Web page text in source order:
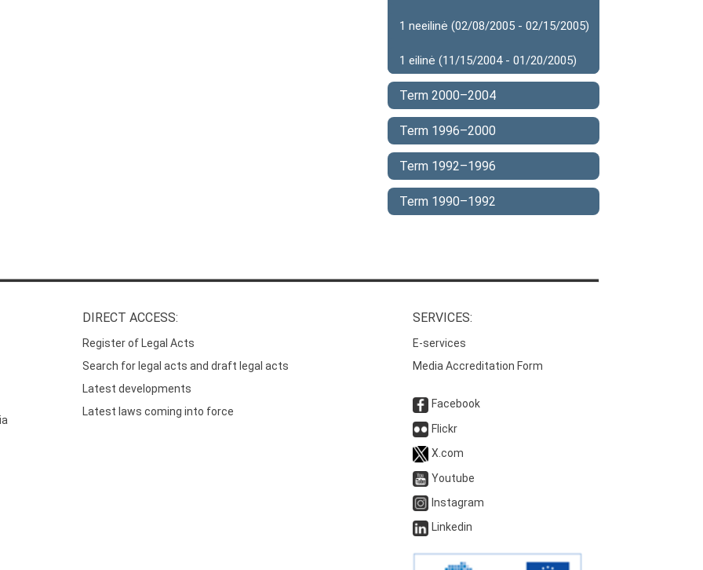
1 neeilinė (02/08/2005 - 02/15/2005)
1 eilinė (11/15/2004 - 01/20/2005)
Term 2000–2004
Term 1996–2000
Term 1992–1996
Term 1990–1992
DIRECT ACCESS:
Register of Legal Acts
Search for legal acts and draft legal acts
Latest developments
Latest laws coming into force
SERVICES:
E-services
Media Accreditation Form
Facebook
Flickr
X.com
Youtube
Instagram
Linkedin